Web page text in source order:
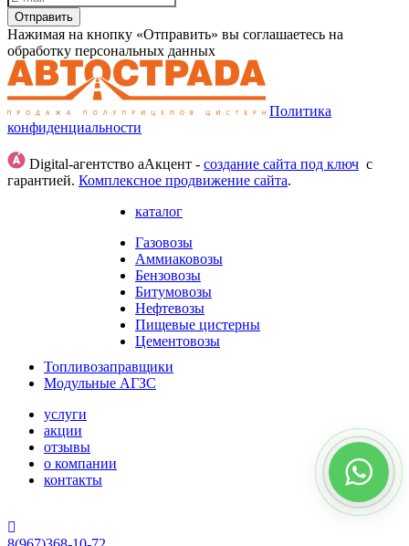
Отправить
Нажимая на кнопку «Отправить» вы соглашаетесь на
обработку персональных данных
Политика
конфиденциальности
Digital-агентство аАкцент - создание сайта под ключ с
гарантией. Комплексное продвижение сайта.
каталог
Газовозы
Аммиаковозы
Бензовозы
Битумовозы
Нефтевозы
Пищевые цистерны
Цементовозы
Топливозаправщики
Модульные АГЗС
услуги
акции
отзывы
о компании
контакты